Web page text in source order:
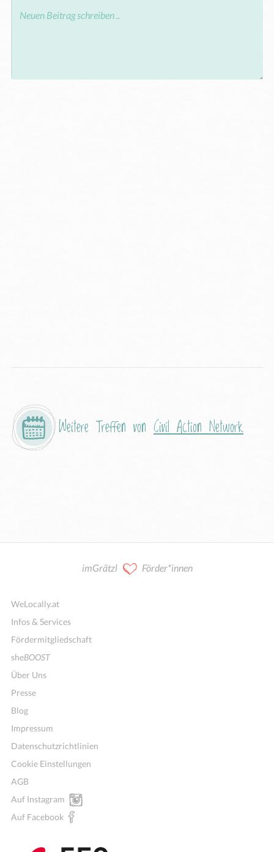
Weitere Treffen von Civil Action Network
imGrätzl Förder*innen
WeLocally.at
Infos & Services
Fördermitgliedschaft
sheBOOST
Über Uns
Presse
Blog
Impressum
Datenschutzrichtlinien
Cookie Einstellungen
AGB
Auf Instagram
Auf Facebook